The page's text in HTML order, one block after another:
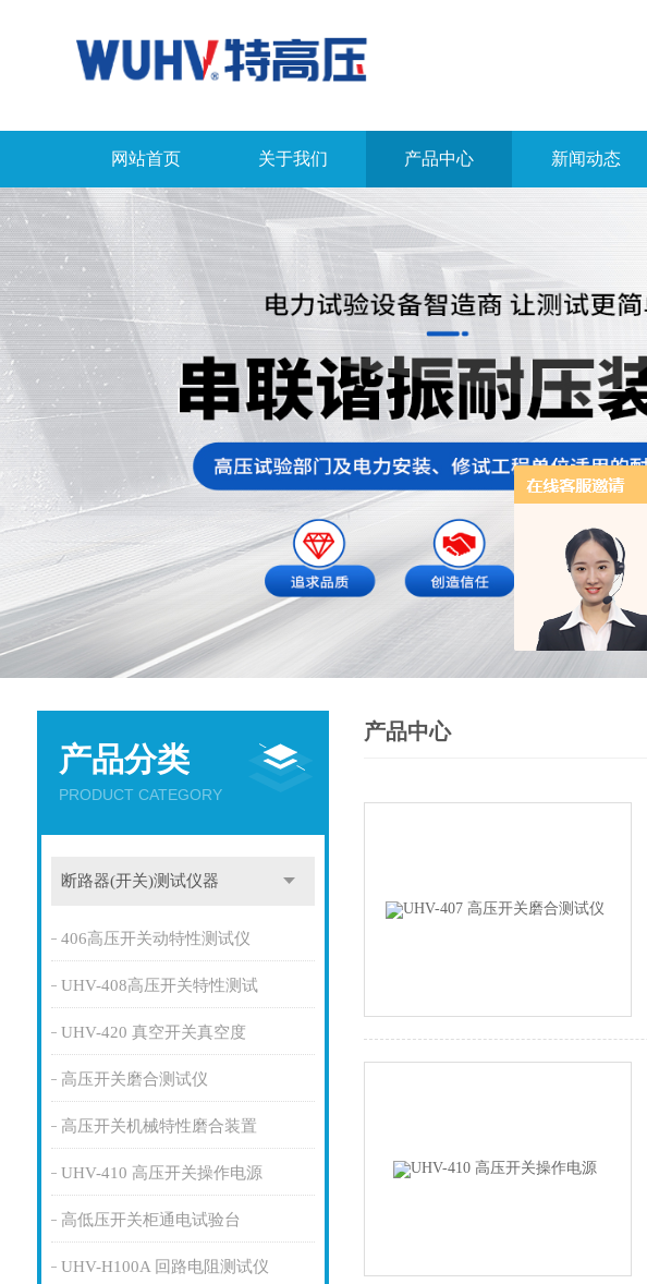
网站首页 关于我们 产品中心 新闻动态
产品分类
PRODUCT CATEGORY
断路器(开关)测试仪器
406高压开关动特性测试仪
UHV-408高压开关特性测试
UHV-420 真空开关真空度
高压开关磨合测试仪
高压开关机械特性磨合装置
UHV-410 高压开关操作电源
高低压开关柜通电试验台
UHV-H100A 回路电阻测试仪
产品中心